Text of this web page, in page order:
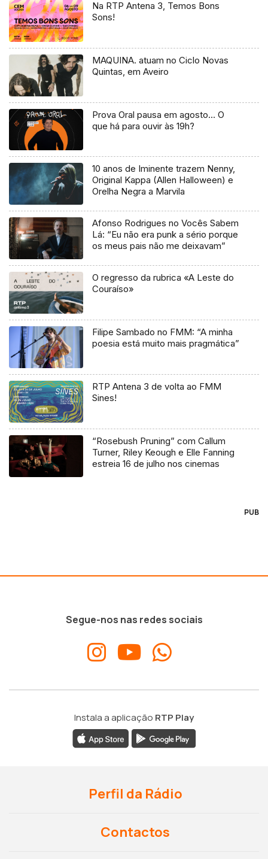
Na RTP Antena 3, Temos Bons
Sons!
MAQUINA. atuam no Ciclo Novas
Quintas, em Aveiro
Prova Oral pausa em agosto… O
que há para ouvir às 19h?
10 anos de Iminente trazem Nenny,
Original Kappa (Allen Halloween) e
Orelha Negra a Marvila
Afonso Rodrigues no Vocês Sabem
Lá: “Eu não era punk a sério porque
os meus pais não me deixavam”
O regresso da rubrica «A Leste do
Couraíso»
Filipe Sambado no FMM: “A minha
poesia está muito mais pragmática”
RTP Antena 3 de volta ao FMM
Sines!
“Rosebush Pruning” com Callum
Turner, Riley Keough e Elle Fanning
estreia 16 de julho nos cinemas
PUB
Segue-nos nas redes sociais
Instala a aplicação RTP Play
Perfil da Rádio
Contactos